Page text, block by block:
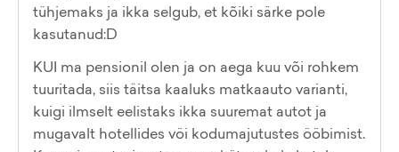
tühjemaks ja ikka selgub, et kõiki särke pole
kasutanud:D
KUI ma pensionil olen ja on aega kuu või rohkem
tuuritada, siis täitsa kaaluks matkaauto varianti,
kuigi ilmselt eelistaks ikka suuremat autot ja
mugavalt hotellides vöi kodumajutustes ööbimist.